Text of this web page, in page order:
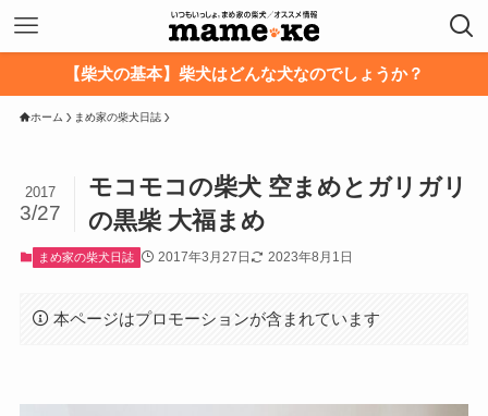
【柴犬の基本】柴犬はどんな犬なのでしょうか？
ホーム まめ家の柴犬日誌
モコモコの柴犬 空まめとガリガリ
の黒柴 大福まめ
2017
3/27
まめ家の柴犬日誌 2017年3月27日 2023年8月1日
本ページはプロモーションが含まれています